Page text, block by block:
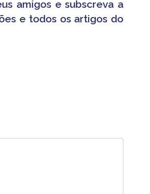
amigos e subscreva a
e todos os artigos do